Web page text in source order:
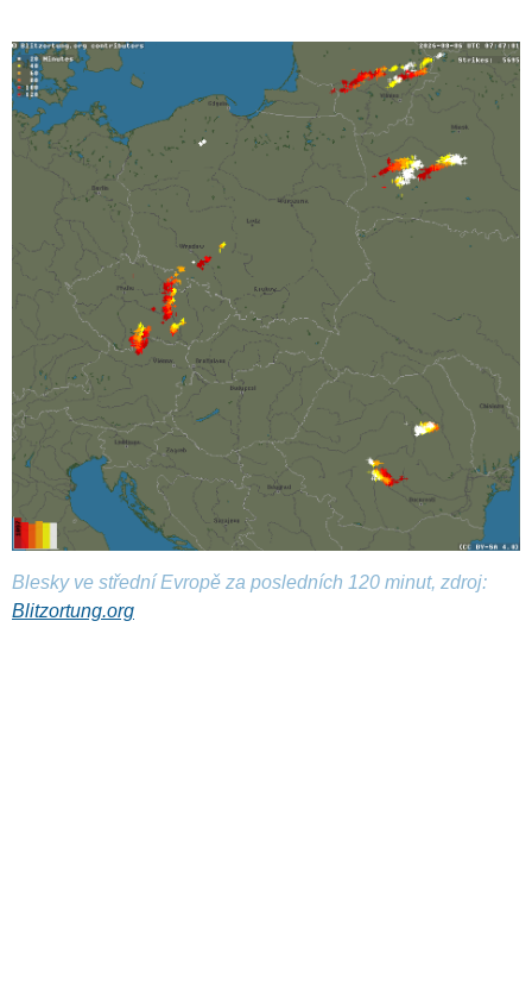
Blesky ve střední Evropě za posledních 120 minut, zdroj:
Blitzortung.org